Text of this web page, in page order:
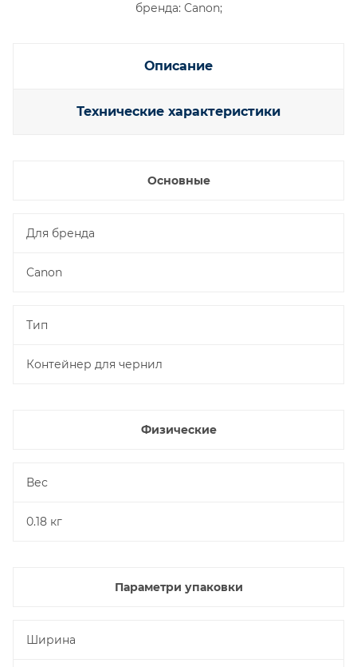
бренда: Canon;
Описание
Технические характеристики
Основные
Для бренда
Canon
Тип
Контейнер для чернил
Физические
Вес
0.18 кг
Параметри упаковки
Ширина